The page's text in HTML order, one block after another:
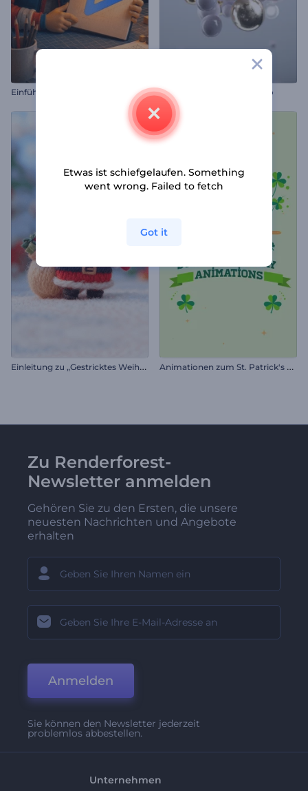
Einführung Skizzenbuch Metallische Luftblasen Intro
E
inleitung zu „Gestricktes Weihnachten“ A
nimationen zum St. Patrick's Day
Zu Renderforest-
Newsletter anmelden
Gehören Sie zu den Ersten, die unsere
neuesten Nachrichten und Angebote
erhalten
Anmelden
Sie können den Newsletter jederzeit
problemlos abbestellen.
Unternehmen
Etwas ist schiefgelaufen. Something
went wrong. Failed to fetch
Got it